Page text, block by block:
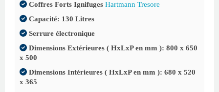
Coffres Forts Ignifuges Hartmann Tresore
Capacité: 130 Litres
Serrure électronique
Dimensions Extérieures ( HxLxP en mm ): 800 x 650
x 500
Dimensions Intérieures ( HxLxP en mm ): 680 x 520
x 365